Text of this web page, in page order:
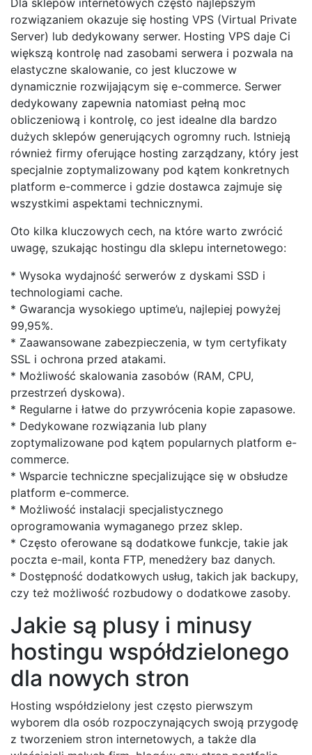
rozwiązaniem okazuje się hosting VPS (Virtual Private
Server) lub dedykowany serwer. Hosting VPS daje Ci
większą kontrolę nad zasobami serwera i pozwala na
elastyczne skalowanie, co jest kluczowe w
dynamicznie rozwijającym się e-commerce. Serwer
dedykowany zapewnia natomiast pełną moc
obliczeniową i kontrolę, co jest idealne dla bardzo
dużych sklepów generujących ogromny ruch. Istnieją
również firmy oferujące hosting zarządzany, który jest
specjalnie zoptymalizowany pod kątem konkretnych
platform e-commerce i gdzie dostawca zajmuje się
wszystkimi aspektami technicznymi.
Oto kilka kluczowych cech, na które warto zwrócić
uwagę, szukając hostingu dla sklepu internetowego:
* Wysoka wydajność serwerów z dyskami SSD i
technologiami cache.
* Gwarancja wysokiego uptime’u, najlepiej powyżej
99,95%.
* Zaawansowane zabezpieczenia, w tym certyfikaty
SSL i ochrona przed atakami.
* Możliwość skalowania zasobów (RAM, CPU,
przestrzeń dyskowa).
* Regularne i łatwe do przywrócenia kopie zapasowe.
* Dedykowane rozwiązania lub plany
zoptymalizowane pod kątem popularnych platform e-
commerce.
* Wsparcie techniczne specjalizujące się w obsłudze
platform e-commerce.
* Możliwość instalacji specjalistycznego
oprogramowania wymaganego przez sklep.
* Często oferowane są dodatkowe funkcje, takie jak
poczta e-mail, konta FTP, menedżery baz danych.
* Dostępność dodatkowych usług, takich jak backupy,
czy też możliwość rozbudowy o dodatkowe zasoby.
Jakie są plusy i minusy
hostingu współdzielonego
dla nowych stron
Hosting współdzielony jest często pierwszym
wyborem dla osób rozpoczynających swoją przygodę
z tworzeniem stron internetowych, a także dla